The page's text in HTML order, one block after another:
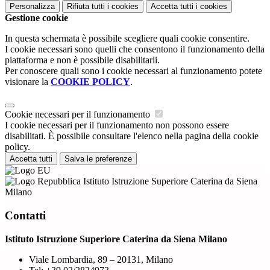
Personalizza Rifiuta tutti i cookies Accetta tutti i cookies
Gestione cookie
In questa schermata è possibile scegliere quali cookie consentire.
I cookie necessari sono quelli che consentono il funzionamento della
piattaforma e non è possibile disabilitarli.
Per conoscere quali sono i cookie necessari al funzionamento potete
visionare la COOKIE POLICY.
Cookie necessari per il funzionamento
I cookie necessari per il funzionamento non possono essere
disabilitati. È possibile consultare l'elenco nella pagina della cookie
policy.
Accetta tutti Salva le preferenze
Istituto Istruzione Superiore Caterina da Siena
Milano
Contatti
Istituto Istruzione Superiore Caterina da Siena Milano
Viale Lombardia, 89 – 20131, Milano